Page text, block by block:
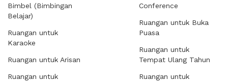
Bimbel (Bimbingan
Belajar)
Ruangan untuk
Karaoke
Ruangan untuk Arisan
Ruangan untuk
Conference
Ruangan untuk Buka
Puasa
Ruangan untuk
Tempat Ulang Tahun
Ruangan untuk